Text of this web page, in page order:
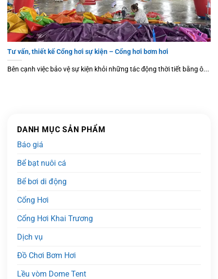
Tư vấn, thiết kế Cổng hơi sự kiện – Cổng hơi bơm hơi
Bên cạnh việc bảo vệ sự kiện khỏi những tác động thời tiết bằng ô...
DANH MỤC SẢN PHẨM
Báo giá
Bể bạt nuôi cá
Bể bơi di động
Cổng Hơi
Cổng Hơi Khai Trương
Dịch vụ
Đồ Chơi Bơm Hơi
Lều vòm Dome Tent